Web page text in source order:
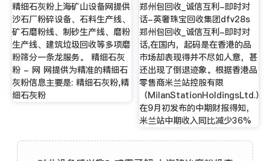
精细石灰粉上海矿山设备网提供
沙石厂粉碎设备、石料生产线、
矿石磨粉线、制砂生产线、磨粉
生产线、建筑垃圾回收等多项磨
粉筛分一条龙服务。 精细石灰
粉 - 网 网提供为精准的精细石
灰粉信息主要是: 精细石灰粉,精
细石灰粉
郑州包回收_诚信互利-即时对
话-英奢珠宝回收集团dfv28s
郑州包回收_诚信互利-即时对
话,在国内，起码是在香港的品
市场却表现得并不尽如人意，甚
还出现了倒退迹象。根据香港品
零售商米兰站控股有限
（MilanStationHoldingsLtd.）
在9月初发布的中期财报得知，
米兰站中期收入同比减少36%